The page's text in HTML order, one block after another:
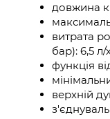
довжина
витрата
бар): 6,5 л/
функція
верхній